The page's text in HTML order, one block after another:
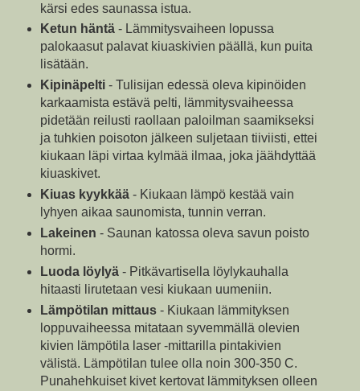
kärsi edes saunassa istua.
Ketun häntä- Lämmitysvaiheen lopussa
palokaasut palavat kiuaskivien päällä, kun puita
lisätään.
Kipinäpelti - Tulisijan edessä oleva kipinöiden
karkaamista estävä pelti, lämmitysvaiheessa
pidetään reilusti raollaan paloilman saamikseksi
ja tuhkien poisoton jälkeen suljetaan tiiviisti, ettei
kiukaan läpi virtaa kylmää ilmaa, joka jäähdyttää
kiuaskivet.
Kiuas kyykkää- Kiukaan lämpö kestää vain
lyhyen aikaa saunomista, tunnin verran.
Lakeinen - Saunan katossa oleva savun poisto
hormi.
Luoda löylyä- Pitkävartisella löylykauhalla
hitaasti lirutetaan vesi kiukaan uumeniin.
Lämpötilan mittaus- Kiukaan lämmityksen
loppuvaiheessa mitataan syvemmällä olevien
kivien lämpötila laser -mittarilla pintakivien
välistä. Lämpötilan tulee olla noin 300-350 C.
Punahehkuiset kivet kertovat lämmityksen olleen